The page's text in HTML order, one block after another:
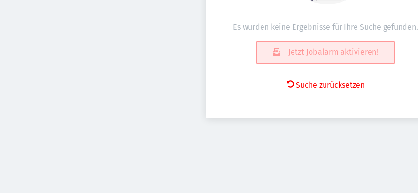
Es wurden keine Ergebnisse für Ihre Suche gefunden.
Jetzt Jobalarm aktivieren!
Suche zurücksetzen